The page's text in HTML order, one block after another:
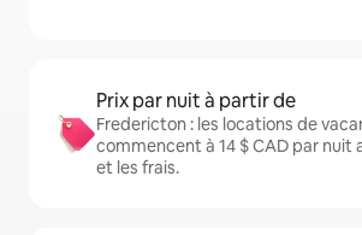
Prix par nuit à partir de
Fredericton : les locations de
commencent à 14 $ CAD par nuit
et les frais.